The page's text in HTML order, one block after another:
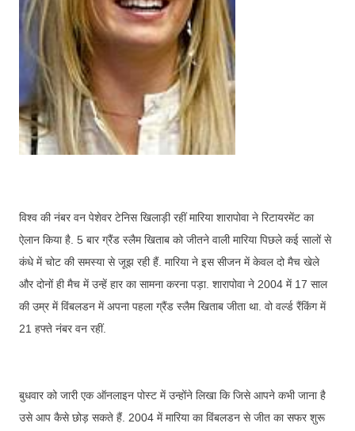
विश्व की नंबर वन पेशेवर टेनिस खिलाड़ी रहीं मारिया शारापोवा ने रिटायरमेंट का
ऐलान किया है. 5 बार ग्रैंड स्लैम खिताब को जीतने वाली मारिया पिछले कई सालों से
कंधे में चोट की समस्या से जूझ रही हैं. मारिया ने इस सीजन में केवल दो मैच खेले
और दोनों ही मैच में उन्हें हार का सामना करना पड़ा. शारापोवा ने 2004 में 17 साल
की उम्र में विंबलडन में अपना पहला ग्रैंड स्लैम खिताब जीता था. वो वर्ल्ड रैंकिंग में
21 हफ्ते नंबर वन रहीं.
बुधवार को जारी एक ऑनलाइन पोस्ट में उन्होंने लिखा कि जिसे आपने कभी जाना है
उसे आप कैसे छोड़ सकते हैं. 2004 में मारिया का विंबलडन से जीत का सफर शुरू